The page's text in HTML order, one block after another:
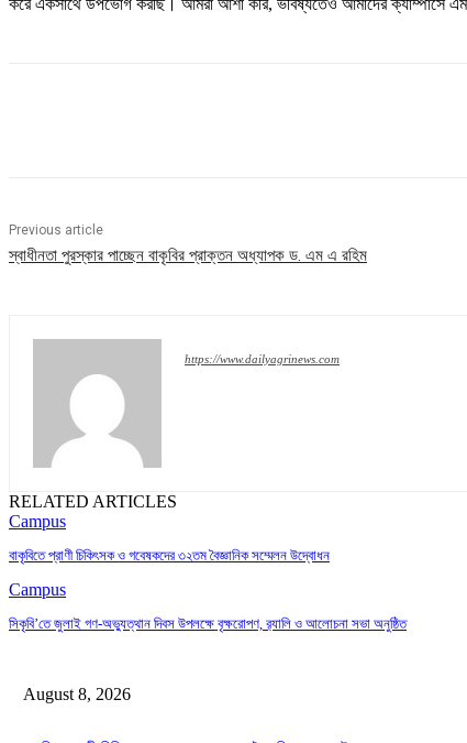
করে একসাথে উপভোগ করছি। আমরা আশা করি, ভবিষ্যতেও আমাদের ক্যাম্পাসে
Previous article
স্বাধীনতা পুরস্কার পাচ্ছেন বাকৃবির প্রাক্তন অধ্যাপক ড. এম এ রহিম
https://www.dailyagrinews.com
RELATED ARTICLES
Campus
বাকৃবিতে প্রাণী চিকিৎসক ও গবেষকদের ৩২তম বৈজ্ঞানিক সম্মেলন উদ্বোধন
Campus
সিকৃবি’তে জুলাই গণ-অভ্যুত্থান দিবস উপলক্ষে বৃক্ষরোপণ, র‍্যালি ও আলোচনা সভা অনুষ্ঠিত
August 8, 2026